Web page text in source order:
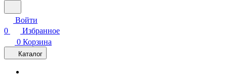
Войти
0
Избранное
0 Корзина
Каталог